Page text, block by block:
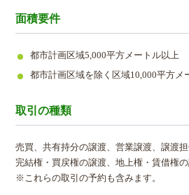
面積要件
都市計画区域5,000平方メートル以上
都市計画区域を除く区域10,000平方メ
取引の種類
売買、共有持分の譲渡、営業譲渡、譲渡
完結権・買戻権の譲渡、地上権・賃借権
※これらの取引の予約も含みます。